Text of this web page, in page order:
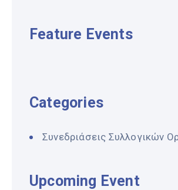
Feature Events
Categories
Συνεδριάσεις Συλλογικών
Upcoming Event